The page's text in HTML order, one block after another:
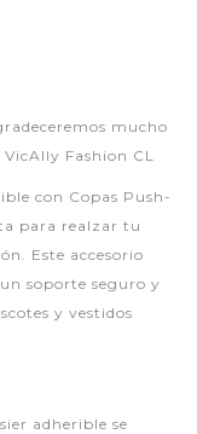
mucho
Fashion CL
con Copas Push-
para realzar tu
Este accesorio
soporte seguro y
y vestidos
adherible se